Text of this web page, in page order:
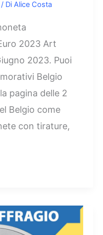
/ Di Alice Costa
2023 Art
2023. Puoi
Belgio
pagina delle 2
Belgio come
con tirature,